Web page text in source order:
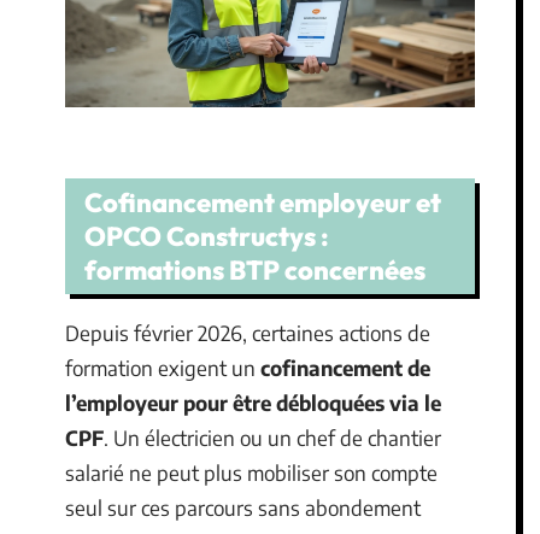
Cofinancement employeur et
OPCO Constructys :
formations BTP concernées
Depuis février 2026, certaines actions de
formation exigent un cofinancement de
l’employeur pour être débloquées via le
CPF. Un électricien ou un chef de chantier
salarié ne peut plus mobiliser son compte
seul sur ces parcours sans abondement